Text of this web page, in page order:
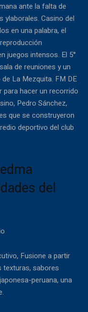
ante la falta de
ylaborales. Casino del
en una palabra, el
juegos intensos. El 5°
de reuniones y un
La Mezquita. FM DE
para hacer un recorrido
Pedro Sánchez,
que se construyeron
deportivo del club
del
Fusione a partir
texturas, sabores
peruana, una